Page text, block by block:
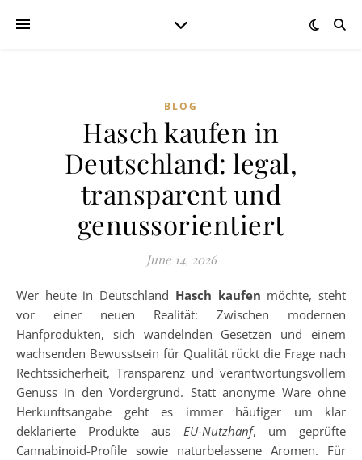
BLOG
Hasch kaufen in
Deutschland: legal,
transparent und
genussorientiert
June 14, 2026
Wer heute in Deutschland Hasch kaufen möchte, steht
vor einer neuen Realität: Zwischen modernen
Hanfprodukten, sich wandelnden Gesetzen und einem
wachsenden Bewusstsein für Qualität rückt die Frage nach
Rechtssicherheit, Transparenz und verantwortungsvollem
Genuss in den Vordergrund. Statt anonyme Ware ohne
Herkunftsangabe geht es immer häufiger um klar
deklarierte Produkte aus EU-Nutzhanf, um geprüfte
Cannabinoid-Profile sowie naturbelassene Aromen. Für